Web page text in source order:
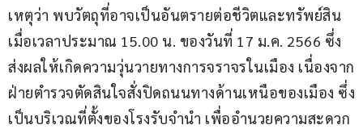
เหตุว่า พบวัตถุที่อาจเป็นอันตรายต่อชีวิตและทรัพย์สิน
เมื่อเวลาประมาณ 15.00 น. ของวันที่ 17 ม.ค. 2566 ซึ่ง
ส่งผลให้เกิดความวุ่นวายทางการจราจรในเมือง เนื่องจาก
ฝ่ายตำรวจตัดสินใจสั่งปิดถนนทางด้านเหนือของเมือง ซึ่ง
เป็นบริเวณที่ตั้งของโรงรับจำนำ เพื่ออำนวยความสะดวก